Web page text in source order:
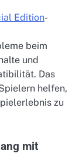
Edition-
beim
und
Das
helfen,
zu
mit